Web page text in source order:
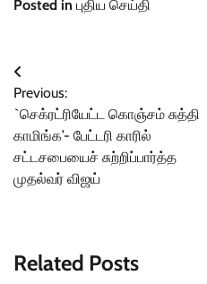
Posted in புதிய செய்தி
Post
navigation
Previous:
`செக்ரட்ரியேட்ட கொஞ்சம் சுத்தி
காமிங்க’- பேட்டரி காரில்
சட்டசபையைச் சுற்றிப்பார்த்த
முதல்வர் விஜய்
Related Posts